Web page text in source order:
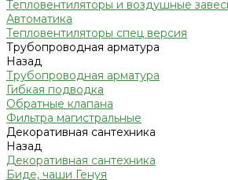
Тепловентиляторы и воздушные
Автоматика
Тепловентиляторы спец версия
Трубопроводная арматура
Назад
Трубопроводная арматура
Гибкая подводка
Обратные клапана
Фильтра магистральные
Декоративная сантехника
Назад
Декоративная сантехника
Биде, чаши Генуя